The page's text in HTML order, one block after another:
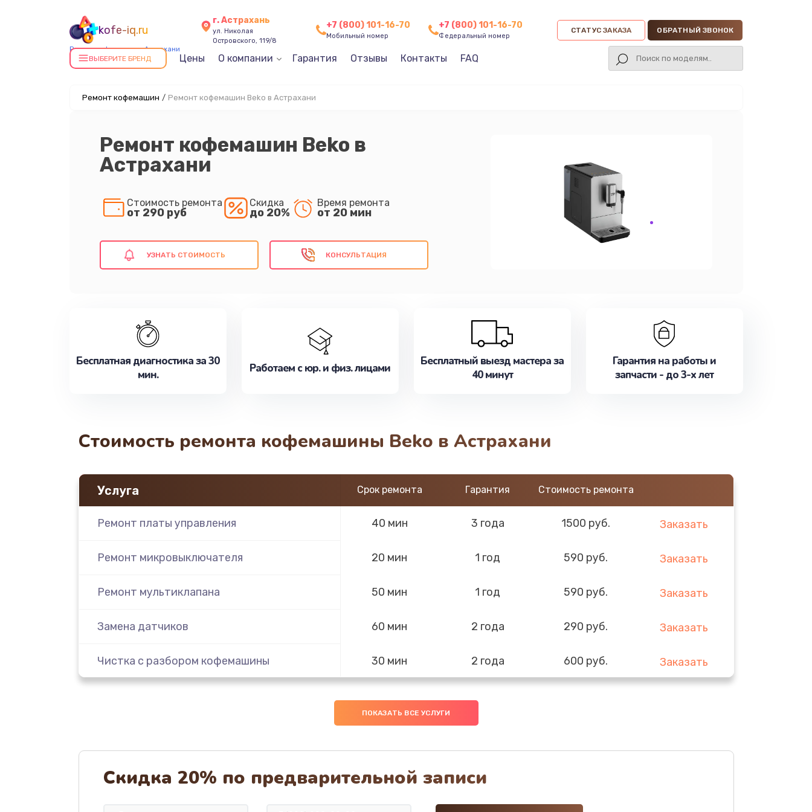
kofe-iq.ru
Ремонт кофемашин в Астрахани
г. Астрахань
ул. Николая
Островского, 119/8
+7 (800) 101-16-70
Мобильный номер
+7 (800) 101-16-70
Федеральный номер
СТАТУС ЗАКАЗА ОБРАТНЫЙ ЗВОНОК
ВЫБЕРИТЕ БРЕНД Цены О компании Гарантия Отзывы Контакты FAQ
Ремонт кофемашин / Ремонт кофемашин Beko в Астрахани
Ремонт кофемашин Beko в
Астрахани
Стоимость ремонта
от 290 руб
Скидка
до 20%
Время ремонта
от 20 мин
УЗНАТЬ СТОИМОСТЬ КОНСУЛЬТАЦИЯ
Бесплатная диагностика за 30
мин.
Работаем с юр. и физ. лицами
Бесплатный выезд мастера за
40 минут
Гарантия на работы и
запчасти - до 3-х лет
Стоимость ремонта кофемашины Beko в Астрахани
Услуга Срок ремонта Гарантия Стоимость ремонта
Ремонт платы управления 40 мин 3 года 1500 руб. Заказать
Ремонт микровыключателя 20 мин 1 год 590 руб. Заказать
Ремонт мультиклапана 50 мин 1 год 590 руб. Заказать
Замена датчиков 60 мин 2 года 290 руб. Заказать
Чистка с разбором кофемашины 30 мин 2 года 600 руб. Заказать
40 мин 3 года
Заказать
Замена бойлера 30 мин 2 года
ПОКАЗАТЬ ВСЕ УСЛУГИ
Скидка 20% по предварительной записи